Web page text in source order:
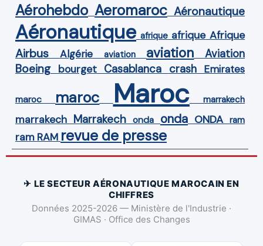
Aérohebdo Aeromaroc Aéronautique
Aéronautique afrique afrique Afrique
Airbus Algérie aviation aviation Aviation
Boeing bourget Casablanca crash Emirates
maroc maroc Maroc marrakech
marrakech Marrakech onda onda ONDA ram
ram RAM revue de presse
✈ LE SECTEUR AÉRONAUTIQUE MAROCAIN EN
CHIFFRES
Données 2025-2026 — Ministère de l'Industrie ·
GIMAS · Office des Changes